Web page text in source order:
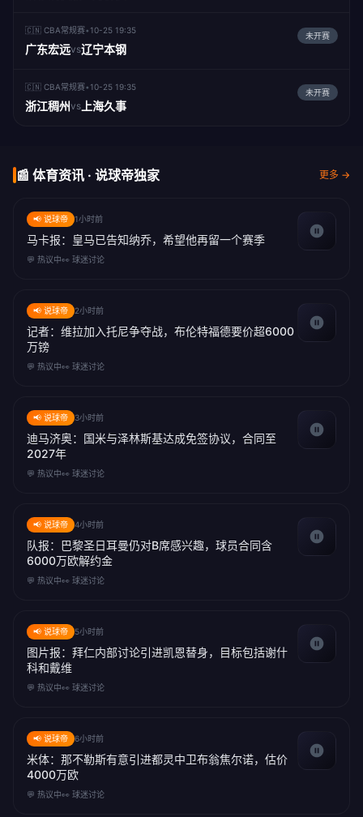
🇨🇳 CBA常规赛•10-25 19:35
广东宏远vs辽宁本钢
未开赛
🇨🇳 CBA常规赛•10-25 19:35
浙江稠州vs 上海久事
未开赛
📰 体育资讯 · 说球帝独家 更多 →
📢 说球帝 1小时前
马卡报：皇马已告知纳乔，希望他再留一个赛季
💬 热议中👀 球迷讨论
📢 说球帝 2小时前
记者：维拉加入托尼争夺战，布伦特福德要价超6000
万镑
💬 热议中👀 球迷讨论
📢 说球帝 3小时前
迪马济奥：国米与泽林斯基达成免签协议，合同至
2027年
💬 热议中👀 球迷讨论
📢 说球帝 4小时前
队报：巴黎圣日耳曼仍对B席感兴趣，球员合同含
6000万欧解约金
💬 热议中👀 球迷讨论
📢 说球帝 5小时前
图片报：拜仁内部讨论引进凯恩替身，目标包括谢什
科和戴维
💬 热议中👀 球迷讨论
📢 说球帝 6小时前
米体：那不勒斯有意引进都灵中卫布翁焦尔诺，估价
4000万欧
💬 热议中👀 球迷讨论